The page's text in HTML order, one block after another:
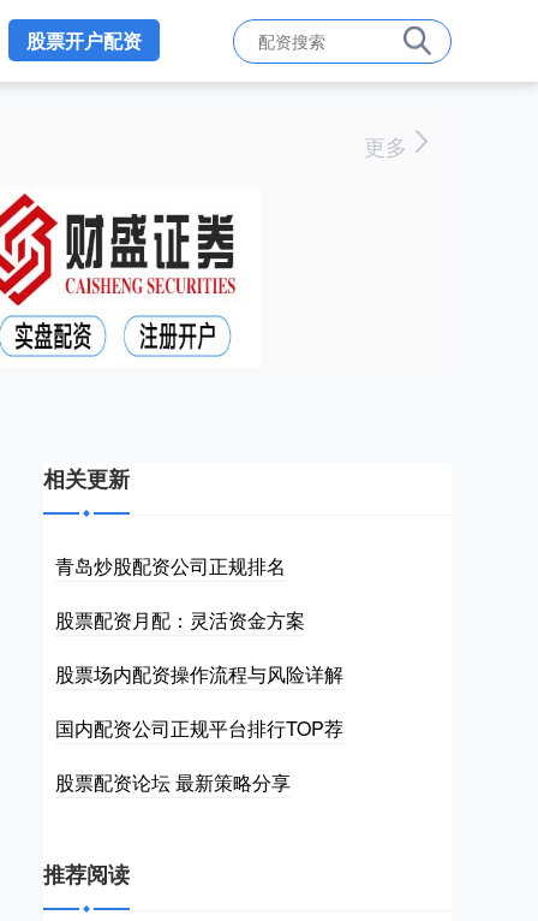
股票开户配资
更多
相关更新
青岛炒股配资公司正规排名
股票配资月配：灵活资金方案
股票场内配资操作流程与风险详解
国内配资公司正规平台排行TOP荐
股票配资论坛 最新策略分享
推荐阅读